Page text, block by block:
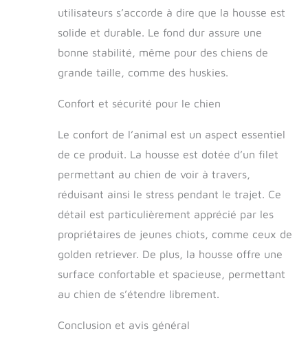
Sièges Propres】
Cette housse pour
chien est entièrement
imperméable et
de la banquette
côtés et le fond, des
des poils de chien.
Grâce à ses couches
votre voiture propre et
sèche, même en cas
d'accident ou de
bavures. 【Fenêtre en
Maille Respirante,
Sangles Renforcées et
Rangement】 Cette
couverture pour chien
d'une fenêtre en
utilisateurs s’accorde à dire que la housse est
solide et durable. Le fond dur assure une
bonne stabilité, même pour des chiens de
grande taille, comme des huskies.
Confort et sécurité pour le chien
Le confort de l’animal est un aspect essentiel
de ce produit. La housse est dotée d’un filet
permettant au chien de voir à travers,
réduisant ainsi le stress pendant le trajet. Ce
détail est particulièrement apprécié par les
propriétaires de jeunes chiots, comme ceux de
golden retriever. De plus, la housse offre une
surface confortable et spacieuse, permettant
au chien de s’étendre librement.
Conclusion et avis général